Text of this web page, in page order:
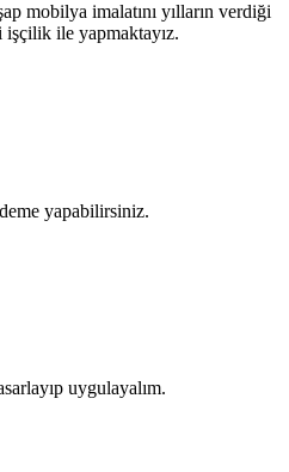
mobilya imalatını yılların verdiği
ile yapmaktayız.
yapabilirsiniz.
uygulayalım.